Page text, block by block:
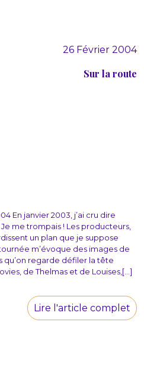
26 Février 2004
Sur la route
En janvier 2003, j’ai cru dire
me trompais ! Les producteurs,
un plan que je suppose
m’évoque des images de
qu’on regarde défiler la tête
de Thelmas et de Louises,[...]
Lire l'article complet